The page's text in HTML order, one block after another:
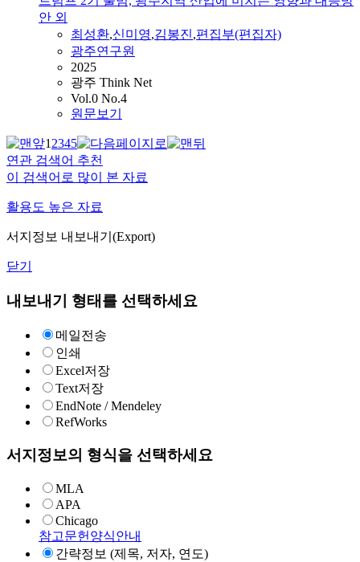
안 외
최성환,신미영,김봉진,편집부(편집자)
광주연구원
2025
광주 Think Net
Vol.0 No.4
원문보기
12345
연관 검색어 추천
이 검색어로 많이 본 자료
활용도 높은 자료
서지정보 내보내기(Export)
닫기
내보내기 형태를 선택하세요
메일전송
인쇄
Excel저장
Text저장
EndNote / Mendeley
RefWorks
서지정보의 형식을 선택하세요
MLA
APA
Chicago
참고문헌양식안내
간략정보 (제목, 저자, 연도)